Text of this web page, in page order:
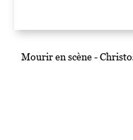
Mourir en scène -